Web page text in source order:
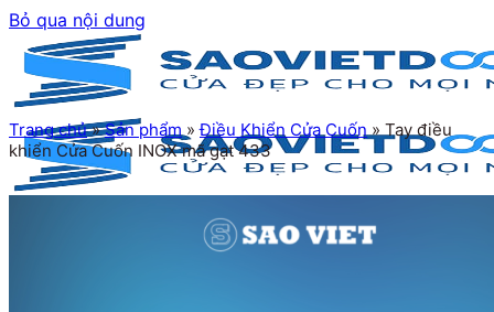
Bỏ qua nội dung
Trang chủ»Sản phẩm»Điều Khiển Cửa Cuốn»Tay điều
khiển Cửa Cuốn INOX mã gạt 433